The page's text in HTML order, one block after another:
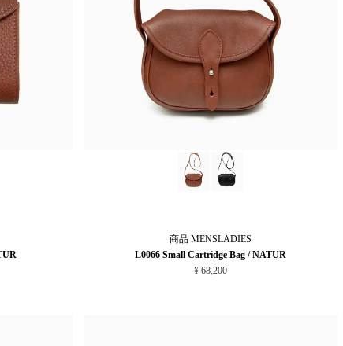
商品 MENSLADIES
L0066 Small Cartridge Bag / NATUR
¥ 68,200